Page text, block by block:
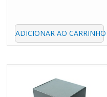
ADICIONAR AO CARRINHO